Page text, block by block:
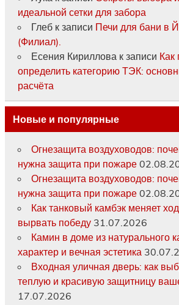
идеальной сетки для забора
Глебк записи Печи для бани в
(Филиал).
Есения Кириллова к записи Как
определить категорию ТЭК:
расчёта
Новые и популярные
Огнезащита воздуховодов:
нужна защита при пожаре
Огнезащита воздуховодов:
нужна защита при пожаре
Как танковый камбэк меняет
вырвать победу 31.07.2026
Камин в доме из натурального
характер и вечная эстетика
Входная уличная дверь: как
теплую и красивую защитницу
17.07.2026